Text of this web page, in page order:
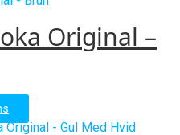
Original –
product